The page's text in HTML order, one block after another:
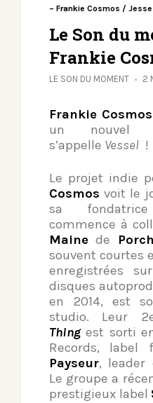
– Frankie Cosmos / Jesse
Le Son du
Frankie
LE SON DU MOMENT 2
Frankie Cosmos
un
s’appelle Vessel !
Le projet indie
Cosmos voit le
sa
commence à
Maine de
souvent courtes
enregistrées
disques
en 2014, est
studio. Leur
Thing est sorti
Records, label
Payseur, leader
Le groupe a
prestigieux label